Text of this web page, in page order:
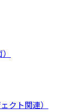
クト関連）